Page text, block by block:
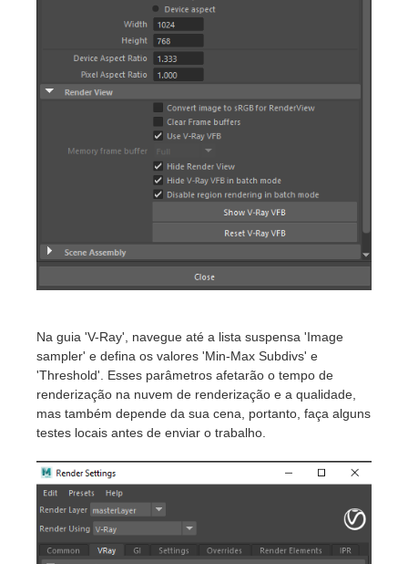
Na guia 'V-Ray', navegue até a lista suspensa 'Image
sampler' e defina os valores 'Min-Max Subdivs' e
'Threshold'. Esses parâmetros afetarão o tempo de
renderização na nuvem de renderização e a qualidade,
mas também depende da sua cena, portanto, faça alguns
testes locais antes de enviar o trabalho.